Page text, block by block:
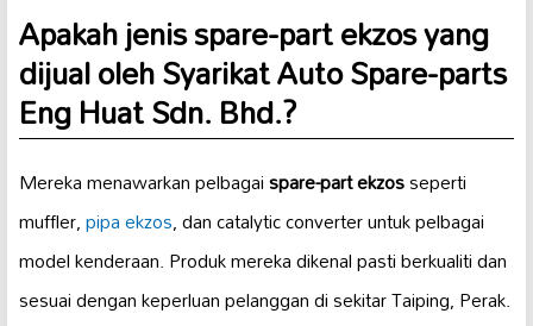
Apakah jenisspare-part ekzosyang
dijual oleh Syarikat Auto Spare-parts
Eng Huat Sdn. Bhd.?
Mereka menawarkan pelbagaispare-part ekzosseperti
muffler,pipa ekzos, dan catalytic converter untuk pelbagai
model kenderaan. Produk mereka dikenal pasti berkualiti dan
sesuai dengan keperluan pelanggan di sekitar Taiping, Perak.